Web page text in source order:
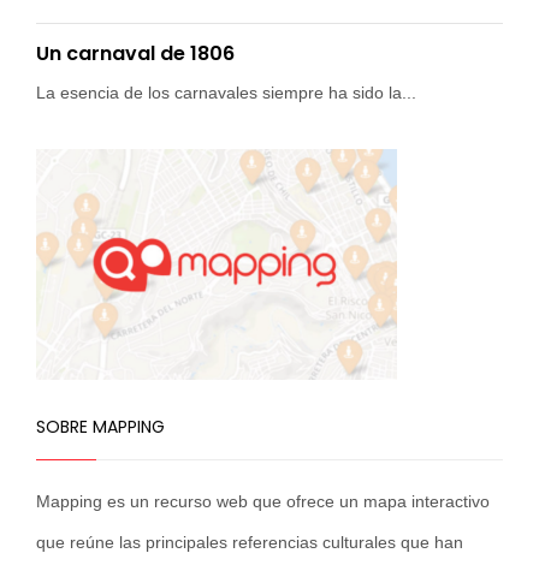
Un carnaval de 1806
La esencia de los carnavales siempre ha sido la...
SOBRE MAPPING
Mapping es un recurso web que ofrece un mapa interactivo
que reúne las principales referencias culturales que han